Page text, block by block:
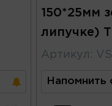
150*25мм
липучке)
Артикул :
Напомнить